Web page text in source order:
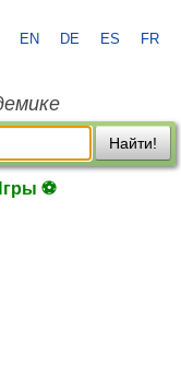
EN DE ES FR
Найти!
⚽